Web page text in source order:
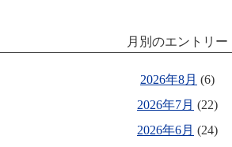
月別のエントリー
2026年8月 (6)
2026年7月 (22)
2026年6月 (24)